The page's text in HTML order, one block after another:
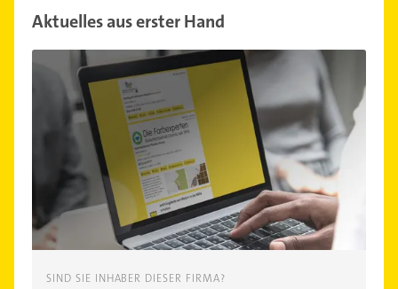
Aktuelles aus erster Hand
SIND SIE INHABER DIESER FIRMA?